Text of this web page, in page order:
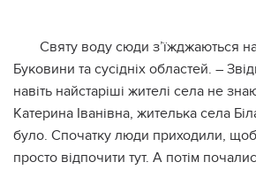
Святу воду сюди з’їжджаються
Буковини та сусідніх областей. –
навіть найстаріші жителі села не
Катерина Іванівна, жителька села
було. Спочатку люди приходили,
просто відпочити тут. А потім